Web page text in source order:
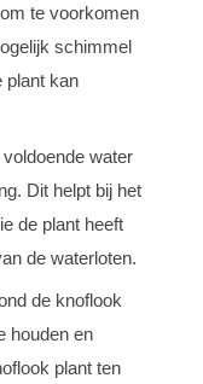
te voorkomen
schimmel
plant kan
water
Dit helpt bij het
de plant heeft
de waterloten.
de knoflook
houden en
plant ten